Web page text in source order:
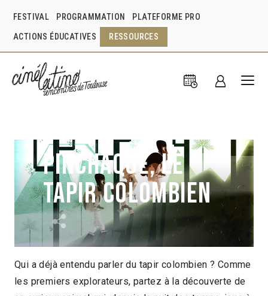
FESTIVAL PROGRAMMATION PLATEFORME PRO
ACTIONS ÉDUCATIVES RESSOURCES
Pinchaque, le
tapir colombien
Caroline Attia Colombie 2011
5min
2013 > Panorama Jeune Public
Qui a déjà entendu parler du tapir colombien ? Comme
les premiers explorateurs, partez à la découverte de